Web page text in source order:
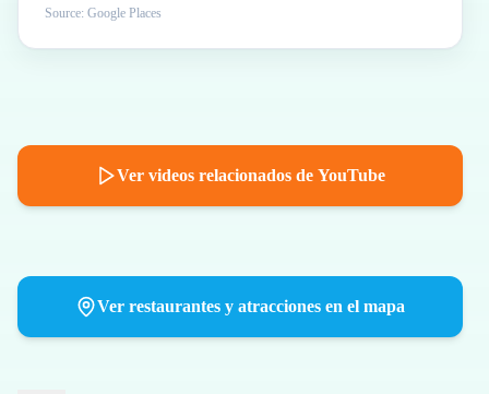
Source: Google Places
Ver videos relacionados de YouTube
Ver restaurantes y atracciones en el mapa